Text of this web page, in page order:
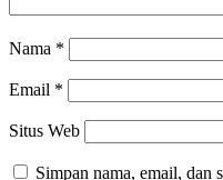
Nama *
Email *
Situs Web
Simpan nama, email, dan